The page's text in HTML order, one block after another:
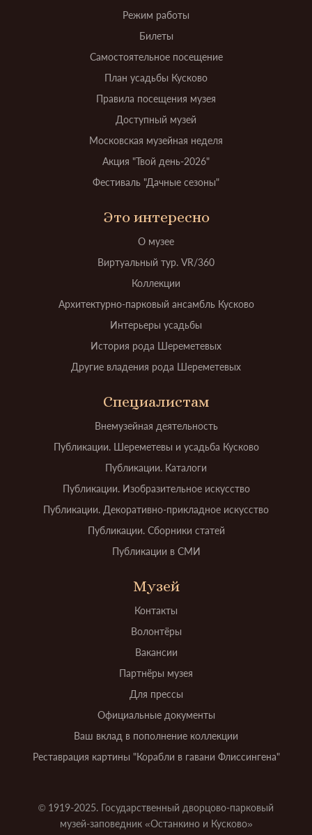
Режим работы
Билеты
Самостоятельное посещение
План усадьбы Кусково
Правила посещения музея
Доступный музей
Московская музейная неделя
Акция "Твой день-2026"
Фестиваль "Дачные сезоны"
Это интересно
О музее
Виртуальный тур. VR/360
Коллекции
Архитектурно-парковый ансамбль Кусково
Интерьеры усадьбы
История рода Шереметевых
Другие владения рода Шереметевых
Специалистам
Внемузейная деятельность
Публикации. Шереметевы и усадьба Кусково
Публикации. Каталоги
Публикации. Изобразительное искусство
Публикации. Декоративно-прикладное искусство
Публикации. Сборники статей
Публикации в СМИ
Музей
Контакты
Волонтёры
Вакансии
Партнёры музея
Для прессы
Официальные документы
Ваш вклад в пополнение коллекции
Реставрация картины "Корабли в гавани Флиссингена"
© 1919-2025. Государственный дворцово-парковый
музей-заповедник «Останкино и Кусково»